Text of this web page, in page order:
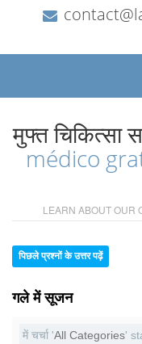
मुफ्त चिकित्सा
médico
LEARN ABOUT OUR
पिछले प्रश्नों के उत्तर पढ़ें
गले में सूजन
में चर्चा 'All Categories'